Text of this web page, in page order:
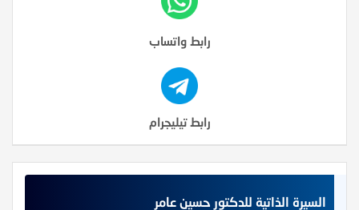
رابط واتساب
رابط تيليجرام
السيرة الذاتية للدكتور حسين عامر